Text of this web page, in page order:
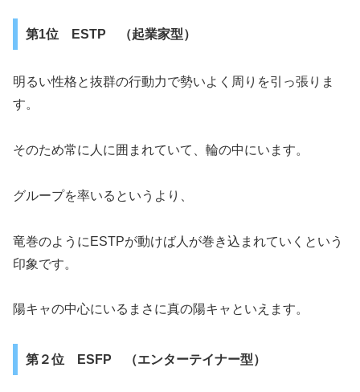
第1位 ESTP （起業家型）
明るい性格と抜群の行動力で勢いよく周りを引っ張りま
す。
そのため常に人に囲まれていて、輪の中にいます。
グループを率いるというより、
竜巻のようにESTPが動けば人が巻き込まれていくという
印象です。
陽キャの中心にいるまさに真の陽キャといえます。
第２位 ESFP （エンターテイナー型）